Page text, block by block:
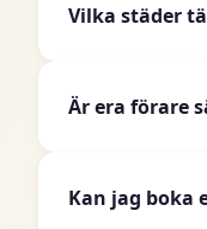
Vilka städer
inklusive
expanderar
Är era förare
professionella
noggranna
Kan jag boka